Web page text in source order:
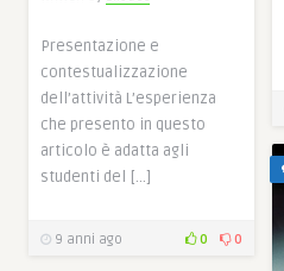
Presentazione e
contestualizzazione
dell’attività L’esperienza
che presento in questo
articolo è adatta agli
studenti del […]
9 anni ago 0 0